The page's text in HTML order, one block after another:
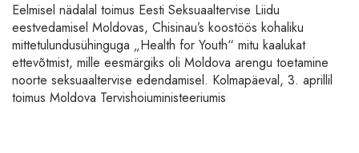
Eelmisel nädalal toimus Eesti Seksuaaltervise Liidu
eestvedamisel Moldovas, Chisinau’s koostöös kohaliku
mittetulundusühinguga „Health for Youth“ mitu kaalukat
ettevõtmist, mille eesmärgiks oli Moldova arengu toetamine
noorte seksuaaltervise edendamisel. Kolmapäeval, 3. aprillil
toimus Moldova Tervishoiuministeeriumis